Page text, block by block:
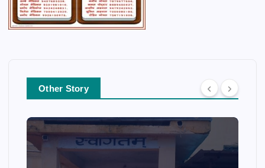
Other Story